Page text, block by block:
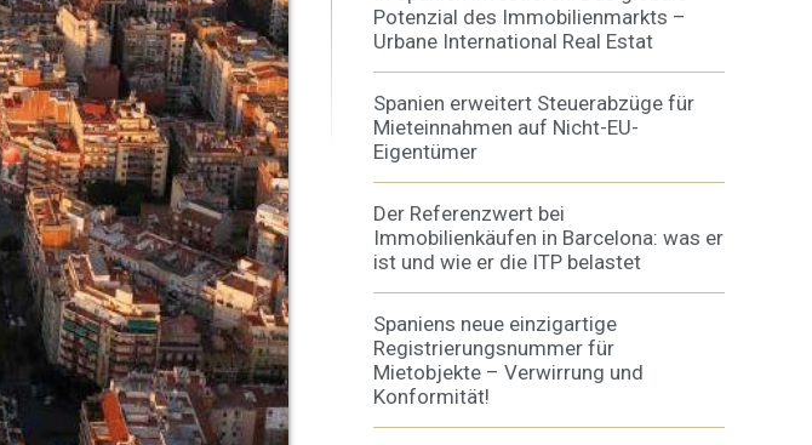
Potenzial des Immobilienmarkts –
Urbane International Real Estat
Spanien erweitert Steuerabzüge für
Mieteinnahmen auf Nicht-EU-
Eigentümer
Der Referenzwert bei
Immobilienkäufen in Barcelona: was er
ist und wie er die ITP belastet
Spaniens neue einzigartige
Registrierungsnummer für
Mietobjekte – Verwirrung und
Konformität!
Immer aktiv
Informationen zu sammeln, um unsere
akzeptieren Sie deren Installation. Der
zu konfigurieren und auf Wunsch zu
wird, obwohl er bedenken muss,
auf der Website führen kann.
des Verhaltens der Nutzer dieser
Informationen werden
um Benutzernavigationsprofile zu
der Benutzer des Dienstes
es uns, die Präferenzinformationen des
Dienstleistungen zu verbessern und
zu bieten.